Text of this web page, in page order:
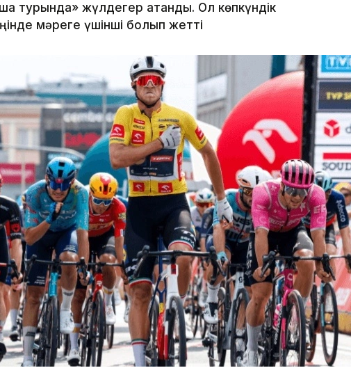
турында» жүлдегер атанды. Ол көпкүндік
мәреге үшінші болып жетті